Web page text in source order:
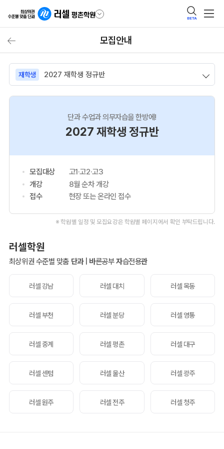
BETA
모집안내
재학생 2027 재학생 정규반
단과 수업과 의무자습을 한방에!
2027 재학생 정규반
모집대상
고1·고2·고3
개강
8월 순차 개강
접수
현장 또는 온라인 접수
※ 학원별 일정 및 모집요강은 학원별 페이지에서 확인 부탁드립니다.
러셀학원
최상위권 수준별 맞춤 단과| 바른공부자습전용관
러셀 강남 러셀 대치 러셀 목동
러셀 부천 러셀 분당 러셀 영통
러셀 중계 러셀 평촌 러셀 대구
러셀 센텀 러셀 울산 러셀 광주
러셀 원주 러셀 전주 러셀 청주